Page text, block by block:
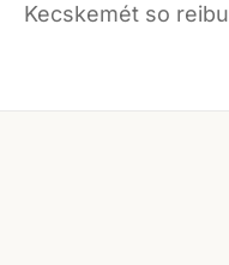
Kecskemét so